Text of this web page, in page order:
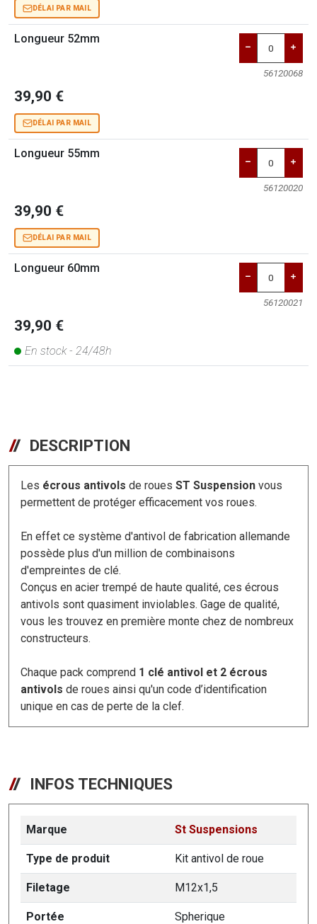
DÉLAI PAR MAIL
Longueur 52mm
56120068
39,90 €
DÉLAI PAR MAIL
Longueur 55mm
56120020
39,90 €
DÉLAI PAR MAIL
Longueur 60mm
56120021
39,90 €
En stock - 24/48h
DESCRIPTION
Les écrous antivols de roues ST Suspension vous
permettent de protéger efficacement vos roues.
En effet ce système d'antivol de fabrication allemande
possède plus d'un million de combinaisons
d'empreintes de clé.
Conçus en acier trempé de haute qualité, ces écrous
antivols sont quasiment inviolables. Gage de qualité,
vous les trouvez en première monte chez de nombreux
constructeurs.
Chaque pack comprend 1 clé antivol et 2 écrous
antivols de roues ainsi qu'un code d’identification
unique en cas de perte de la clef.
INFOS TECHNIQUES
Marque St Suspensions
Type de produit Kit antivol de roue
Filetage M12x1,5
Portée Spherique